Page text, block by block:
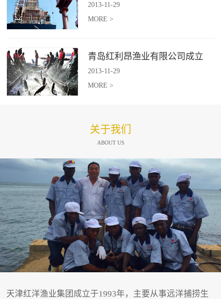
2013-11-29
MORE >
青岛红利昂渔业有限公司成立
2013-11-29
MORE >
关于我们
ABOUT US
天津红洋渔业集团成立于1993年，主要从事远洋捕捞生